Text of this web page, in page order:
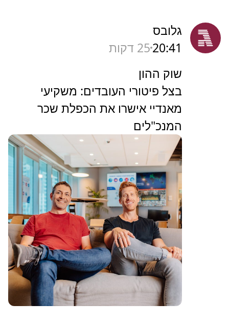
גלובס
20:4125 דקות
שוק ההון
בצל פיטורי העובדים: משקיעי
מאנדיי אישרו את הכפלת שכר
המנכ"לים